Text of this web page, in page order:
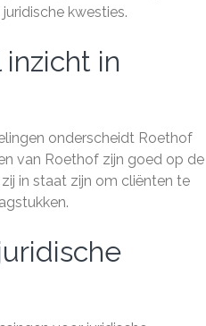
kwesties.
in
onderscheidt Roethof
van Roethof zijn goed op de
in staat zijn om cliënten te